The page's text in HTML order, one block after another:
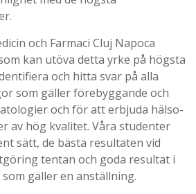
och Farmaci Cluj Napoca
kan utöva detta yrke på högsta
och hitta svar på alla
som gäller förebyggande och
och för att erbjuda hälso-
av hög kvalitet. Våra studenter
sätt, de bästa resultaten vid
tentan och goda resultat i
gäller en anställning.